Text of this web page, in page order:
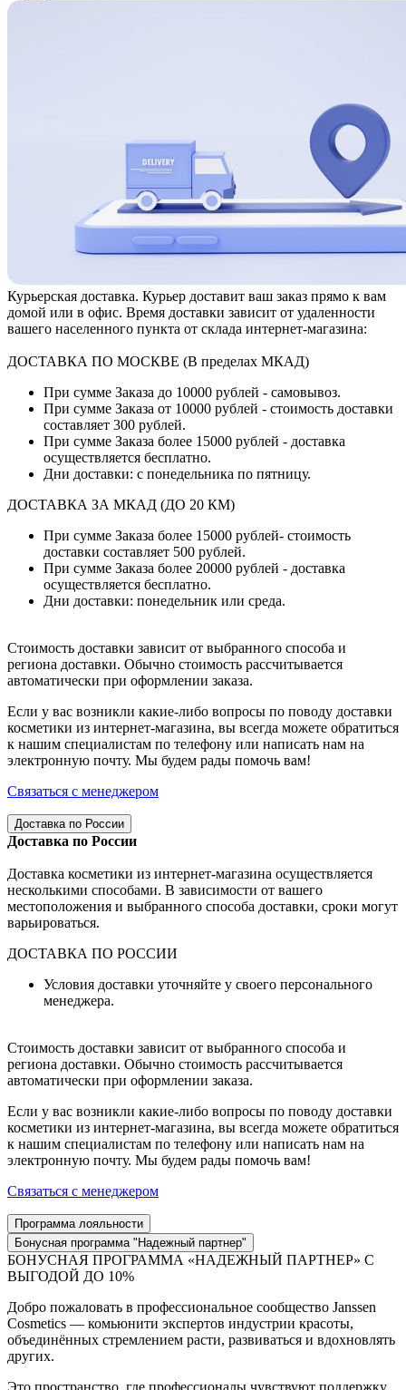
Курьерская доставка. Курьер доставит ваш заказ прямо к вам
домой или в офис. Время доставки зависит от удаленности
вашего населенного пункта от склада интернет-магазина:
ДОСТАВКА ПО МОСКВЕ (В пределах МКАД)
При сумме Заказа до 10000 рублей - самовывоз.
При сумме Заказа от 10000 рублей - стоимость доставки
составляет 300 рублей.
При сумме Заказа более 15000 рублей - доставка
осуществляется бесплатно.
Дни доставки: с понедельника по пятницу.
ДОСТАВКА ЗА МКАД (ДО 20 КМ)
При сумме Заказа более 15000 рублей- стоимость
доставки составляет 500 рублей.
При сумме Заказа более 20000 рублей - доставка
осуществляется бесплатно.
Дни доставки: понедельник или среда.
Стоимость доставки зависит от выбранного способа и
региона доставки. Обычно стоимость рассчитывается
автоматически при оформлении заказа.
Если у вас возникли какие-либо вопросы по поводу доставки
косметики из интернет-магазина, вы всегда можете обратиться
к нашим специалистам по телефону или написать нам на
электронную почту. Мы будем рады помочь вам!
Связаться с менеджером
Доставка по России
Доставка по России
Доставка косметики из интернет-магазина осуществляется
несколькими способами. В зависимости от вашего
местоположения и выбранного способа доставки, сроки могут
варьироваться.
ДОСТАВКА ПО РОССИИ
Условия доставки уточняйте у своего персонального
менеджера.
Стоимость доставки зависит от выбранного способа и
региона доставки. Обычно стоимость рассчитывается
автоматически при оформлении заказа.
Если у вас возникли какие-либо вопросы по поводу доставки
косметики из интернет-магазина, вы всегда можете обратиться
к нашим специалистам по телефону или написать нам на
электронную почту. Мы будем рады помочь вам!
Связаться с менеджером
Программа лояльности
Бонусная программа "Надежный партнер"
БОНУСНАЯ ПРОГРАММА «НАДЕЖНЫЙ ПАРТНЕР» С
ВЫГОДОЙ ДО 10%
Добро пожаловать в профессиональное сообщество Janssen
Cosmetics — комьюнити экспертов индустрии красоты,
объединённых стремлением расти, развиваться и вдохновлять
других.
Это пространство, где профессионалы чувствуют поддержку,